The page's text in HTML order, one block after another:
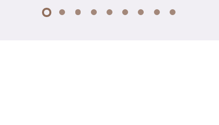
1 2 3 4 5 6 7 8 9